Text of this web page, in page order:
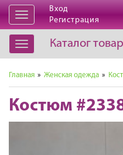
Открыть
навигацию
Вход
Регистрация
Открыть
навигацию
Каталог
Главная » Женская одежда »
Костюм